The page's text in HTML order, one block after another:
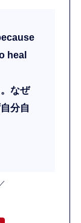
heal
なぜ
分自